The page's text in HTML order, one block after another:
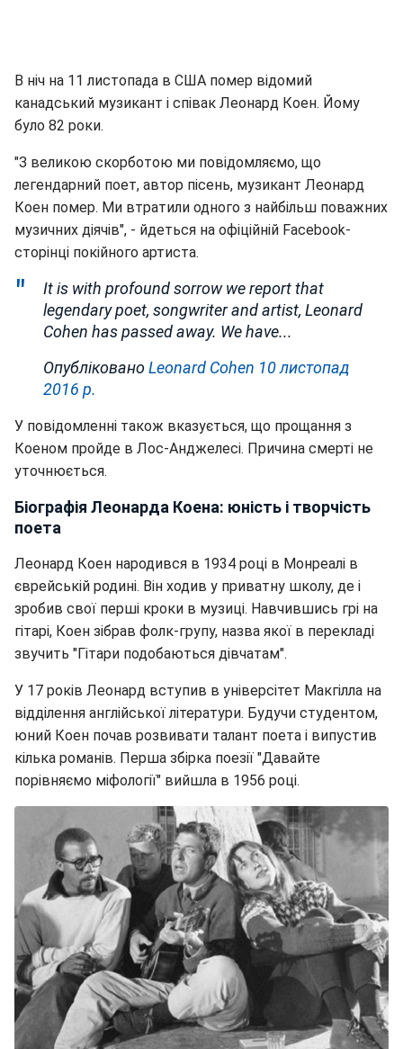
В ніч на 11 листопада в США помер відомий
канадський музикант і співак Леонард Коен. Йому
було 82 роки.
"З великою скорботою ми повідомляємо, що
легендарний поет, автор пісень, музикант Леонард
Коен помер. Ми втратили одного з найбільш поважних
музичних діячів", - йдеться на офіційній Facebook-
сторінці покійного артиста.
It is with profound sorrow we report that
legendary poet, songwriter and artist, Leonard
Cohen has passed away. We have...
ОпублікованоLeonard Cohen 10 листопад
2016 р.
У повідомленні також вказується, що прощання з
Коеном пройде в Лос-Анджелесі. Причина смерті не
уточнюється.
Біографія Леонарда Коена: юність і творчість
поета
Леонард Коен народився в 1934 році в Монреалі в
єврейській родині. Він ходив у приватну школу, де і
зробив свої перші кроки в музиці. Навчившись грі на
гітарі, Коен зібрав фолк-групу, назва якої в перекладі
звучить "Гітари подобаються дівчатам".
У 17 років Леонард вступив в універсітет Макгілла на
відділення англійської літератури. Будучи студентом,
юний Коен почав розвивати талант поета і випустив
кілька романів. Перша збірка поезії "Давайте
порівняємо міфології" вийшла в 1956 році.